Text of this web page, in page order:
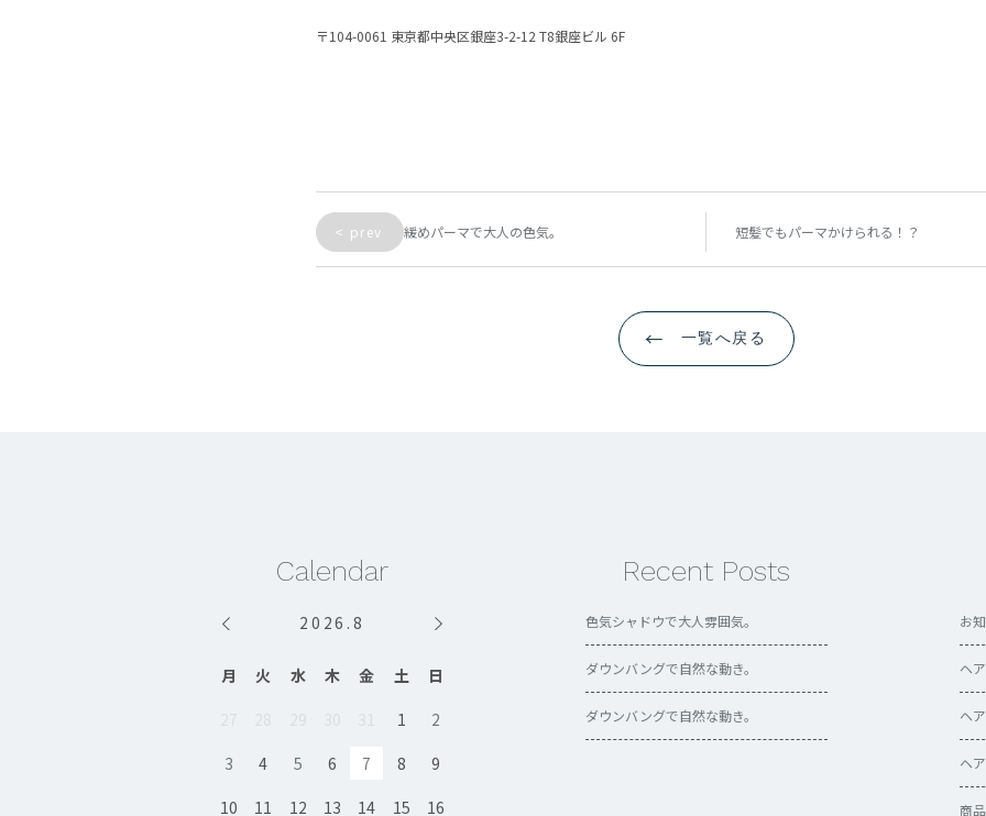
〒104-0061 東京都中央区銀座3-2-12 T8銀座ビル 6F
< prev 緩めパーマで大人の色気。 短髪でもパーマかけられる！？
← 一覧へ戻る
Calendar
2026 .8
月 火 水 木 金 土
日
27
28 29 30 31 1
2
3
4 5 6 7 8
9
10
11 12 13 14 15 16
Recent Posts
色気シャドウで大人雰囲気。
ダウンバングで自然な動き。
ダウンバングで自然な動き。
お
ヘ
ヘ
ヘ
商品